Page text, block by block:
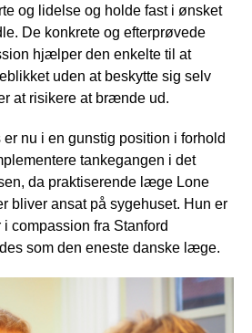
og lidelse og holde fast i ønsket
De konkrete og efterprøvede
hjælper den enkelte til at
uden at beskytte sig selv
at risikere at brænde ud.
nu i en gunstig position i forhold
tankegangen i det
da praktiserende læge Lone
bliver ansat på sygehuset. Hun er
compassion fra Stanford
som den eneste danske læge.